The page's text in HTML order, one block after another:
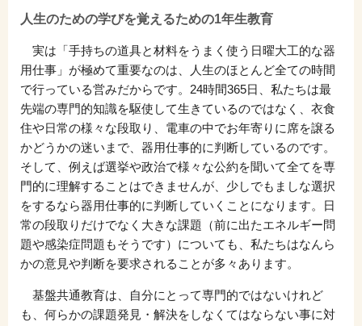
人生のための学びを覚えるための1年生教育
実は「手持ちの道具と材料をうまく使う日曜大工的な器
用仕事」が極めて重要なのは、人生のほとんど全ての時間
で行っている営みだからです。24時間365日、私たちは最
先端の専門的知識を駆使して生きているのではなく、衣食
住や日常の様々な段取り、電車の中でお年寄りに席を譲る
かどうかの迷いまで、器用仕事的に判断しているのです。
そして、例えば選挙や政治で様々な公約を聞いて全てを専
門的に理解することはできませんが、少しでもましな選択
をするなら器用仕事的に判断していくことになります。日
常の段取りだけでなく大きな課題（前に出たエネルギー問
題や感染症問題もそうです）についても、私たちはなんら
かの意見や判断を要求されることが多々あります。
基盤共通教育は、自分にとって専門的ではないけれど
も、何らかの課題発見・解決をしなくてはならない事に対